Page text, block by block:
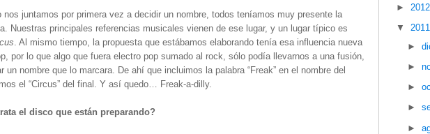
nos juntamos por primera vez a decidir un nombre, todos teníamos muy presente la
Nuestras principales referencias musicales vienen de ese lugar, y un lugar típico es
. Al mismo tiempo, la propuesta que estábamos elaborando tenía esa influencia nueva
por lo que algo que fuera electro pop sumado al rock, sólo podía llevarnos a una fusión,
un nombre que lo marcara. De ahí que incluimos la palabra “Freak” en el nombre del
el “Circus” del final. Y así quedo… Freak-a-dilly.
el disco que están preparando?
►
▼
►
►
►
►
►